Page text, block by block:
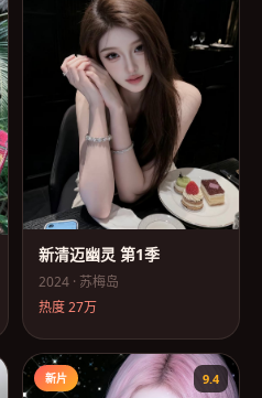
新清迈幽灵 第1季
2024 · 苏梅岛
热度27万
新片 9.4